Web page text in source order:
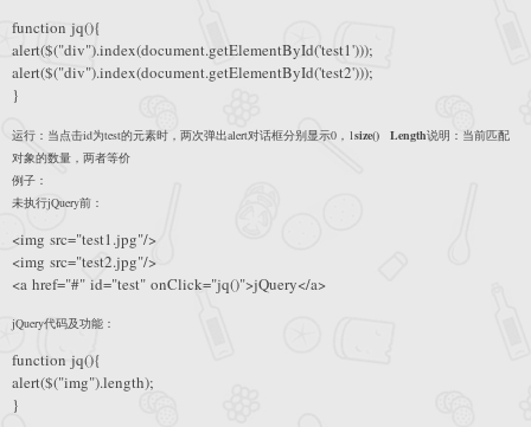
function jq(){
alert($("div").index(document.getElementById('test1')));
alert($("div").index(document.getElementById('test2')));
}
运行：当点击id为test的元素时，两次弹出alert对话框分别显示0，1size() Length说明：当前匹配
对象的数量，两者等价
例子：
未执行jQuery前：
<img src="test1.jpg"/>
<img src="test2.jpg"/>
<a href="#" id="test" onClick="jq()">jQuery</a>
jQuery代码及功能：
function jq(){
alert($("img").length);
}